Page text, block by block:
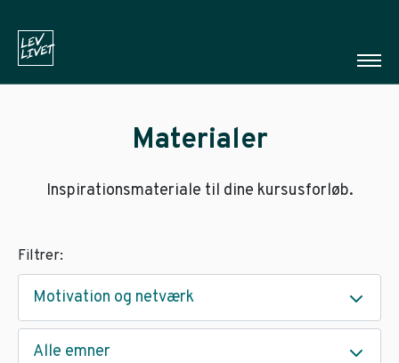
Materialer
Inspirationsmateriale til dine kursusforløb.
Filtrer:
Motivation og netværk
Alle emner